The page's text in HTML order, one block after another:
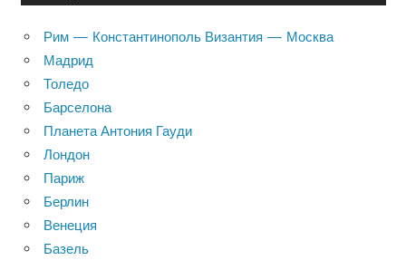
Рим — Константинополь Византия — Москва
Мадрид
Толедо
Барселона
Планета Антония Гауди
Лондон
Париж
Берлин
Венеция
Базель